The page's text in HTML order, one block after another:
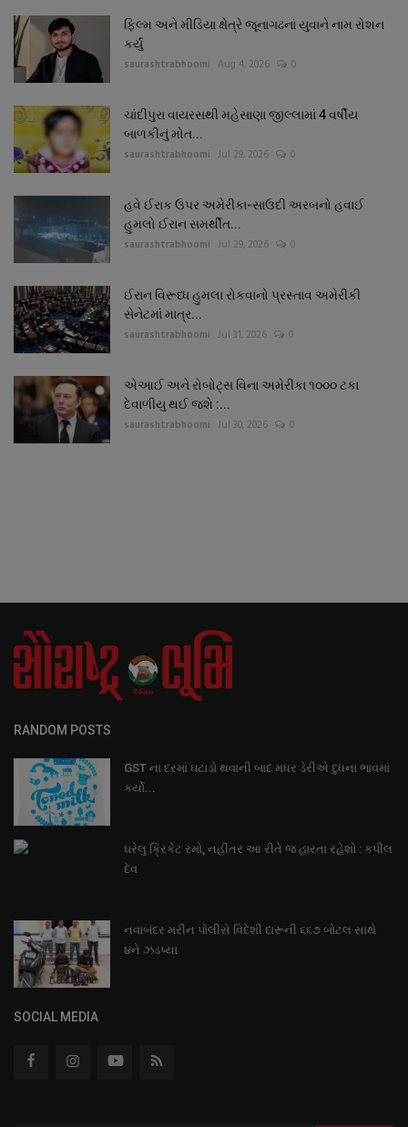
ફિલ્મ અને મીડિયા ક્ષેત્રે જૂનાગઢનાં યુવાને નામ રોશન
કર્યું
saurashtrabhoomi Aug 4, 2026 0
ચાંદીપુરા વાયરસથી મહેસાણા જીલ્લામાં 4 વર્ષીય
બાળકીનું મોત...
saurashtrabhoomi Jul 29, 2026 0
હવે ઈરાક ઉપર અમેરીકા-સાઉદી અરબનો હવાઈ
હુમલો ઈરાન સમર્થીત...
saurashtrabhoomi Jul 29, 2026 0
ઈરાન વિરૂધ્ધ હુમલા રોકવાનો પ્રસ્તાવ અમેરીકી
સેનેટમાં માત્ર...
saurashtrabhoomi Jul 31, 2026 0
એઆઈ અને રોબોટ્સ વિના અમેરીકા ૧૦૦૦ ટકા
દેવાળીયુ થઈ જશે :...
saurashtrabhoomi Jul 30, 2026 0
RANDOM POSTS
GST ના દરમાં ઘટાડો થવાની બાદ મધર ડેરીએ દુધના ભાવમાં
કર્યો...
ઘરેલુ ક્રિકેટ રમો, નહીંતર આ રીતે જ હારતા રહેશો : કપીલ
દેવ
નવાબંદર મરીન પોલીસે વિદેશી દારૂની ૬૬૭ બોટલ સાથે
૪ને ઝડપ્યા
SOCIAL MEDIA